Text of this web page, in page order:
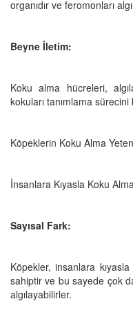
organıdır ve feromonları
Beyne İletim:
Koku alma hücreleri,
kokuları tanımlama sürecini
Köpeklerin Koku Alma
İnsanlara Kıyasla Koku
Sayısal Fark:
Köpekler, insanlara
sahiptir ve bu sayede çok
algılayabilirler.